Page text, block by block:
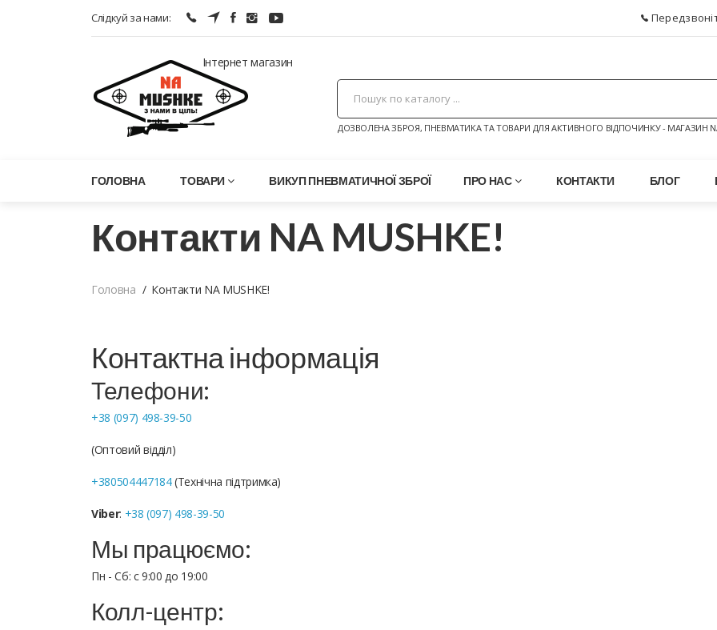
Слідкуй за нами:
Інтернет магазин
ДОЗВОЛЕНА ЗБРОЯ, ПНЕВМАТИКА ТА ТОВАРИ ДЛЯ АКТИВНОГО ВІДПОЧИНКУ - МАГАЗИН NA
ГОЛОВНА ТОВАРИ ВИКУП ПНЕВМАТИЧНОЇ ЗБРОЇ ПРО НАС КОНТАКТИ БЛОГ
Контакти NA MUSHKE!
Головна Контакти NA MUSHKE!
Контактна інформація
Телефони:
+38 (097) 498-39-50
(Оптовий відділ)
+380504447184(Технічна підтримка)
Viber: +38 (097) 498-39-50
Мы працюємо:
Пн - Сб: с 9:00 до 19:00
Колл-центр: